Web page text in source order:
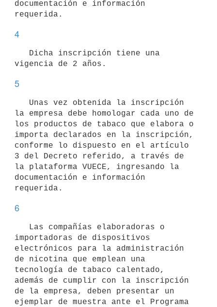
documentación e información
4
5
la empresa debe homologar cada uno de
los productos de tabaco que elabora o
importa declarados en la inscripción,
conforme lo dispuesto en el artículo
3 del Decreto referido, a través de
la plataforma VUECE, ingresando la
documentación e información
6
importadoras de dispositivos
electrónicos para la administración
de nicotina que emplean una
tecnología de tabaco calentado,
además de cumplir con la inscripción
de la empresa, deben presentar un
ejemplar de muestra ante el Programa